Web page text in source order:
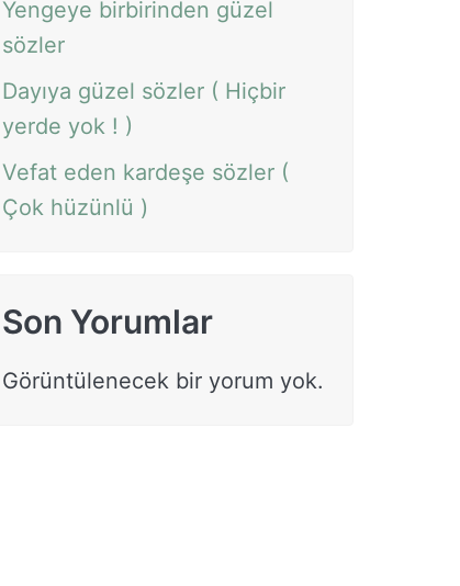
Yengeye birbirinden güzel
sözler
Dayıya güzel sözler ( Hiçbir
yerde yok ! )
Vefat eden kardeşe sözler (
Çok hüzünlü )
Son Yorumlar
Görüntülenecek bir yorum yok.